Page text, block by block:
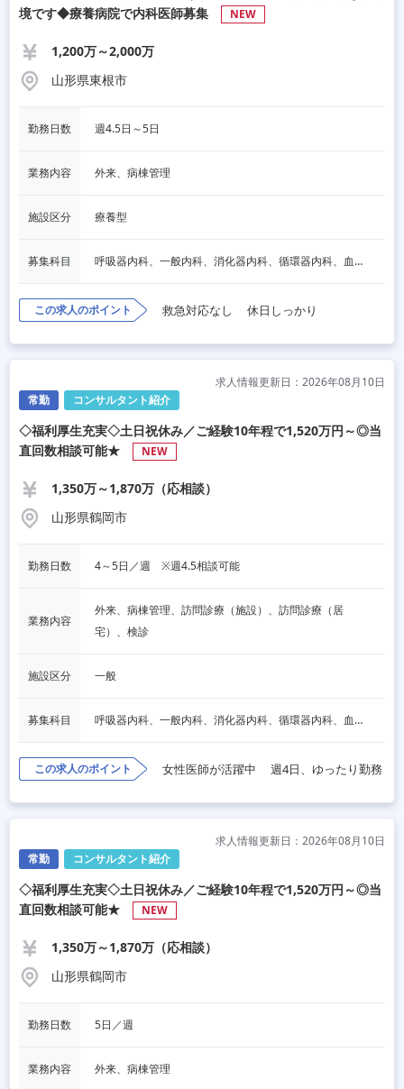
境です◆療養病院で内科医師募集
NEW
1,200万～2,000万
山形県東根市
勤務日数 週4.5日～5日
業務内容 外来、病棟管理
施設区分 療養型
募集科目 呼吸器内科、一般内科、消化器内科、循環器内科、血液内科、脳神経内科、内分泌内科、老人内科
この求人のポイント 救急対応なし 休日しっかり
常勤 コンサルタント紹介
求人情報更新日：2026年08月10日
◇福利厚生充実◇土日祝休み／ご経験10年程で1,520万円～◎当
直回数相談可能★
NEW
1,350万～1,870万（応相談）
山形県鶴岡市
勤務日数 4～5日／週　※週4.5相談可能
業務内容
外来、病棟管理、訪問診療（施設）、訪問診療（居
宅）、検診
施設区分 一般
募集科目 呼吸器内科、一般内科、消化器内科、循環器内科、血液内科、脳神経内科、内分泌内科、老人内科、一般外科、消化器外科、その他
この求人のポイント 女性医師が活躍中 週4日、ゆったり勤務
常勤 コンサルタント紹介
求人情報更新日：2026年08月10日
◇福利厚生充実◇土日祝休み／ご経験10年程で1,520万円～◎当
直回数相談可能★
NEW
1,350万～1,870万（応相談）
山形県鶴岡市
勤務日数 5日／週
業務内容 外来、病棟管理